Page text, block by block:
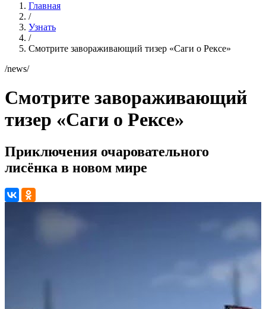
Главная
/
Узнать
/
Смотрите завораживающий тизер «Саги о Рексе»
/news/
Смотрите завораживающий
тизер «Саги о Рексе»
Приключения очаровательного
лисёнка в новом мире